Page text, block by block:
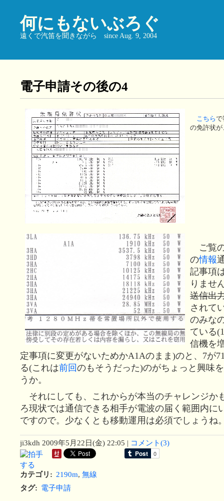
何にもないぶろぐ
遠くで汽笛を聞きながら since Aug. 9, 2004
電子申請その後の4
こちらで
の免許状
ご覧
の情報
記事項
りませ
送信出
されて
のみな
ている
信機を
定事項に変更がないためかA1Aのまま)のと、7が
る(これは前回のもそうだった)のがちょっと興味
うか。
それにしても、これからが本当のチャレンジか
ろ現状では通信できる相手が電波の届く範囲内に
ですので。少なくとも移動運用は必須でしょうね
ji3kdh 2009年5月22日(金) 22:05 | コメント(3)
カテゴリ : 2190m, 無線
タグ: 電子申請